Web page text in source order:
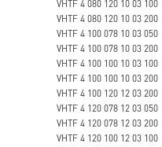
VHTF 4 080 120 10 03 200
VHTF 4 100 078 10 03 050
VHTF 4 100 078 10 03 200
VHTF 4 100 100 10 03 100
VHTF 4 100 100 10 03 200
VHTF 4 100 120 12 03 200
VHTF 4 120 078 12 03 050
VHTF 4 120 078 12 03 200
VHTF 4 120 100 12 03 100